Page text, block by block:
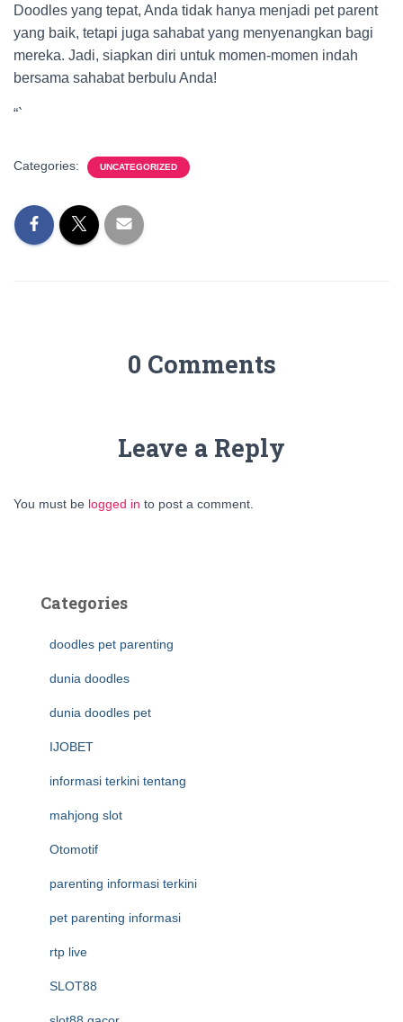
Doodles yang tepat, Anda tidak hanya menjadi pet parent
yang baik, tetapi juga sahabat yang menyenangkan bagi
mereka. Jadi, siapkan diri untuk momen-momen indah
bersama sahabat berbulu Anda!
“`
Categories: UNCATEGORIZED
0 Comments
Leave a Reply
You must be logged in to post a comment.
Categories
doodles pet parenting
dunia doodles
dunia doodles pet
IJOBET
informasi terkini tentang
mahjong slot
Otomotif
parenting informasi terkini
pet parenting informasi
rtp live
SLOT88